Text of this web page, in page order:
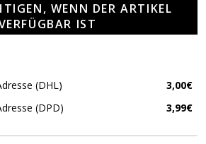
WENN DER ARTIKEL
IST
(DHL)
3,00€
(DPD)
3,99€